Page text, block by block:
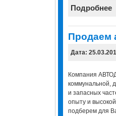
Подробнее
Продаем
Дата:
Компания
коммунальной,
и запасных
опыту и
подберем для